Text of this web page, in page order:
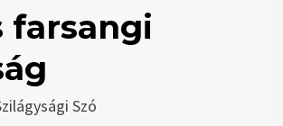
farsangi
Szó